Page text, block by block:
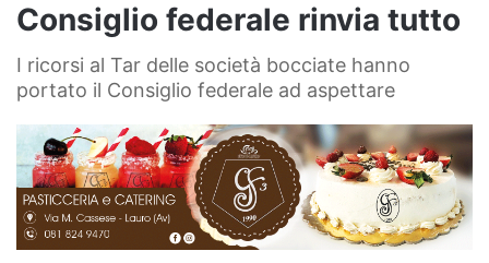
Consiglio federale rinvia tutto
I ricorsi al Tar delle società bocciate hanno
portato il Consiglio federale ad aspettare